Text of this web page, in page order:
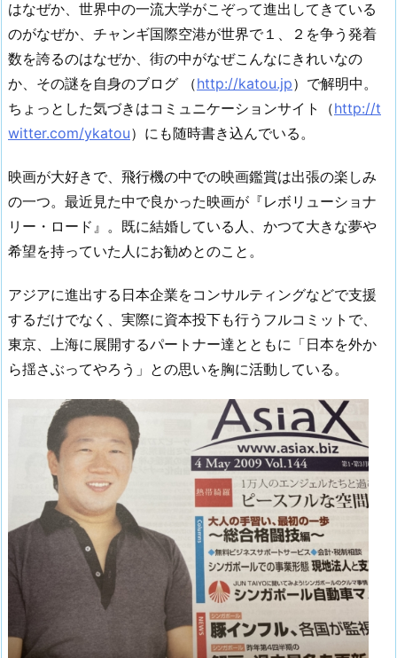
はなぜか、世界中の一流大学がこぞって進出してきている
のがなぜか、チャンギ国際空港が世界で１、２を争う発着
数を誇るのはなぜか、街の中がなぜこんなにきれいなの
か、その謎を自身のブログ （http://katou.jp）で解明中。
ちょっとした気づきはコミュニケーションサイト（http://t
witter.com/ykatou）にも随時書き込んでいる。
映画が大好きで、飛行機の中での映画鑑賞は出張の楽しみ
の一つ。最近見た中で良かった映画が『レボリューショナ
リー・ロード』。既に結婚している人、かつて大きな夢や
希望を持っていた人にお勧めとのこと。
アジアに進出する日本企業をコンサルティングなどで支援
するだけでなく、実際に資本投下も行うフルコミットで、
東京、上海に展開するパートナー達とともに「日本を外か
ら揺さぶってやろう」との思いを胸に活動している。